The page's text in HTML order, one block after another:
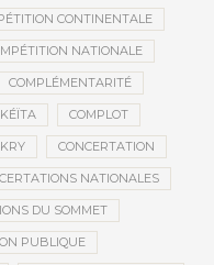
CONTINENTALE
NATIONALE
COMPLÉMENTARITÉ
COMPLOT
CONCERTATION
NATIONALES
DU SOMMET
PUBLIQUE